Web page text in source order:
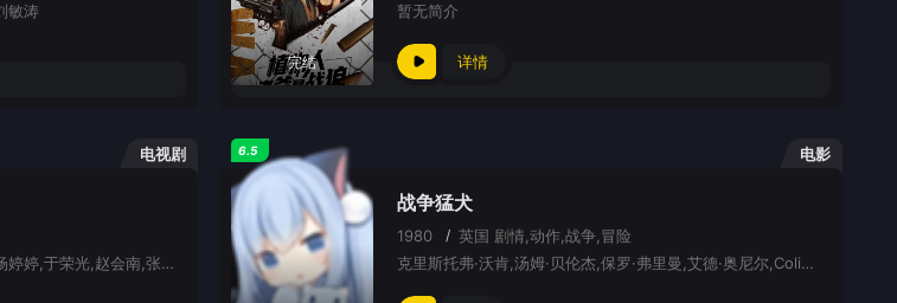
敏涛
完结
暂无简介
详情
电视剧
吴奇隆,甘婷婷,谢孟伟,王新,叶祖新,杨婷婷,于荣光,赵会南,张少华
电影
6.5
战争猛犬
1980 / 英国 剧情,动作,战争,冒险
克里斯托弗·沃肯,汤姆·贝伦杰,保罗·弗里曼,艾德·奥尼尔,Colin Blakely,JoBeth Williams,Winston Ntshona,Pedro Armendáriz Jr.,Shane Rimmer,Terence Rigby,George Harris,Jean-Pierre Kalfon,Christopher Malcolm,André Penvern,Jean-Fran?ois Stévenin